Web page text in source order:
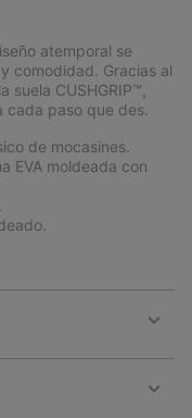
section
atemporal se
comodidad. Gracias al
CUSHGRIP™,
cada paso que des.
de mocasines.
EVA moldeada con
or